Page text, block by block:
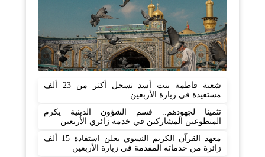
شعبة فاطمة بنت أسد تسجل أكثر من 23 ألف
مستفيدة في زيارة الأربعين
تثمينا لجهودهم.. قسم الشؤون الدينية يكرم
المتطوعين المشاركين في خدمة زائري الأربعين
معهد القرآن الكريم النسوي يعلن استفادة 15 ألف
زائرة من خدماته المقدمة في زيارة الأربعين